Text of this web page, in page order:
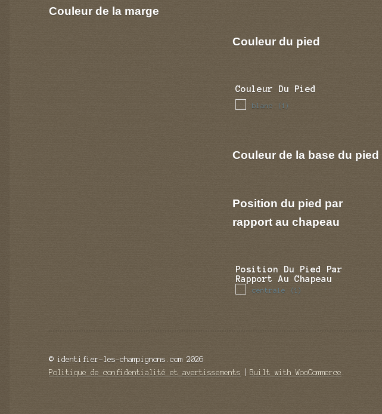
Couleur de la marge
Couleur du pied
Couleur Du Pied
blanc (1)
Couleur de la base du pied
Position du pied par
rapport au chapeau
Position Du Pied Par
Rapport Au Chapeau
centrale (1)
© identifier-les-champignons.com 2026
Politique de confidentialité et avertissements
Built with WooCommerce